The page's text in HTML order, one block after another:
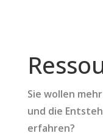
Sie wollen
und die
erfahren?